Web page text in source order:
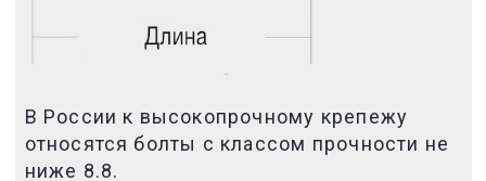
В России к высокопрочному крепежу
относятся болты с классом прочности не
ниже 8.8.